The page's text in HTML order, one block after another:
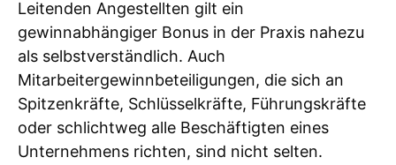
Leitenden Angestellten gilt ein
gewinnabhängiger Bonus in der Praxis nahezu
als selbstverständlich. Auch
Mitarbeitergewinnbeteiligungen, die sich an
Spitzenkräfte, Schlüsselkräfte, Führungskräfte
oder schlichtweg alle Beschäftigten eines
Unternehmens richten, sind nicht selten.